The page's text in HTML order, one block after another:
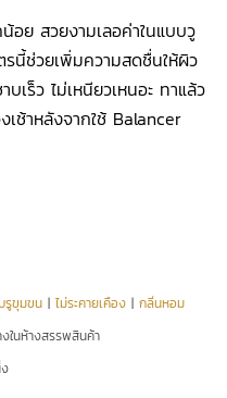
อย สวยงามเลอค่าในแบบวู
นี้ช่วยเพิ่มความสดชื่นให้ผิว
เร็ว ไม่เหนียวเหนอะ ทาแล้ว
ช้าหลังจากใช้ Balancer
รูขุมขน |ไม่ระคายเคือง |กลิ่นหอม
งในห้างสรรพสินค้า